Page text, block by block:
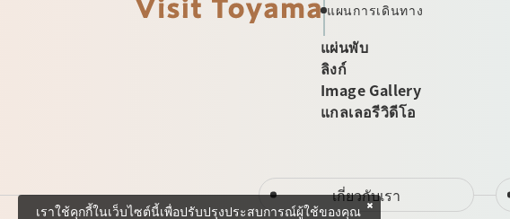
แผนการเดินทาง
แผ่นพับ
ลิงก์
Image Gallery
แกลเลอรีวิดีโอ
เกี่ยวกับเรา
เราใช้คุกกี้ในเว็บไซต์นี้เพื่อปรับปรุงประสบการณ์ผู้ใช้ของคุณ